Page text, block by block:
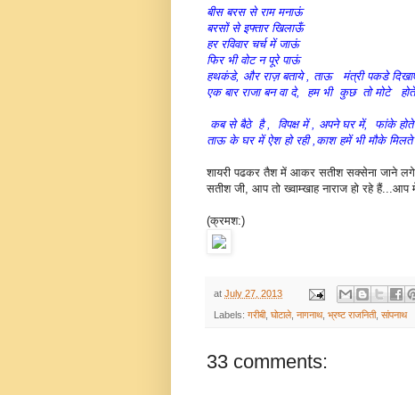
बीस बरस से राम मनाऊं
बरसों से इफ्तार खिलाऊँ
हर रविवार चर्च में जाऊं
फिर भी वोट न पूरे पाऊं
हथकंडे, और राज़ बताये , ताऊ मंत्री पकडे
एक बार राजा बन वा दे, हम भी कुछ तो मोटे
कब से बैठे है , विपक्ष में , अपने घर में, फांके
ताऊ के घर में ऐश हो रही ,काश हमें भी मौके
शायरी पढकर तैश में आकर सतीश सक्सेना जाने
सतीश जी, आप तो ख्वाम्खाह नाराज हो रहे हैं...आप
(क्रमश:)
at July 27, 2013
Labels: गरीबी, घोटाले, नागनाथ, भ्रष्ट राजनिती, सांपनाथ
33 comments: